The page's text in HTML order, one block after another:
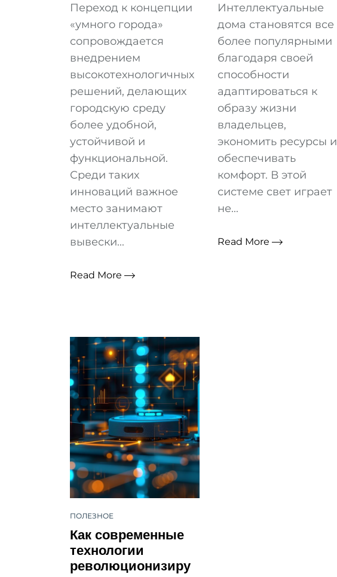
Переход к концепции
«умного города»
сопровождается
внедрением
высокотехнологичных
решений, делающих
городскую среду
более удобной,
устойчивой и
функциональной.
Среди таких
инноваций важное
место занимают
интеллектуальные
вывески...
Read More
Интеллектуальные
дома становятся все
более популярными
благодаря своей
способности
адаптироваться к
образу жизни
владельцев,
экономить ресурсы и
обеспечивать
комфорт. В этой
системе свет играет
не...
Read More
ПОЛЕЗНОЕ
Как современные
технологии
революционизиру